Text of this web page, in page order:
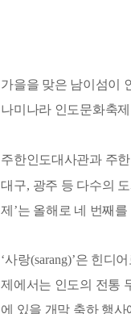
가을을 맞은 남이섬이
나미나라 인도문화축제
주한인도대사관과 주
대구, 광주 등 다수의
제 ’는 올해로 네 번째를
‘사랑(sarang)’은 힌디어
제에서는 인도의 전통
에 있을 개막 축하 행사